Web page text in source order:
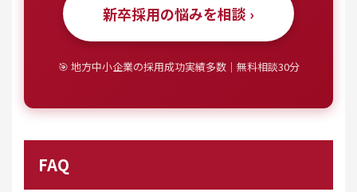
新卒採用の悩みを相談 ›
🎯 地方中小企業の採用成功実績多数｜無料相談30分
FAQ